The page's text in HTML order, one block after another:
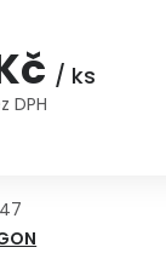
/ ks
DPH